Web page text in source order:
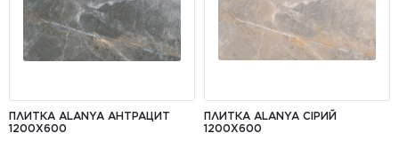
ПЛИТКА ALANYA АНТРАЦИТ
1200Х600
ПЛИТКА ALANYA СІРИЙ
1200X600